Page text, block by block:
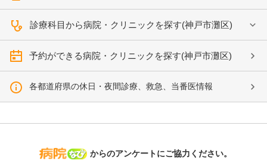
診療科目から病院・クリニックを探す(神戸市灘区)
予約ができる病院・クリニックを探す(神戸市灘区)
各都道府県の休日・夜間診療、救急、当番医情報
病院なび
からのアンケートにご協力ください。